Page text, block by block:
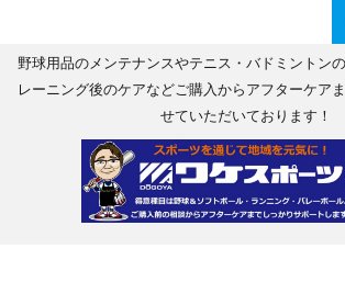
野球用品のメンテナンスやテニス・バドミントン
レーニング後のケアなどご購入からアフターケア
せていただいております！